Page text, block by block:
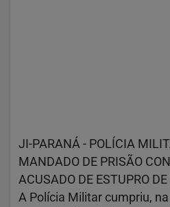
JI-PARANÁ - POLÍCIA
MANDADO DE PRISÃO
ACUSADO DE ESTUPRO
A Polícia Militar cumpriu,